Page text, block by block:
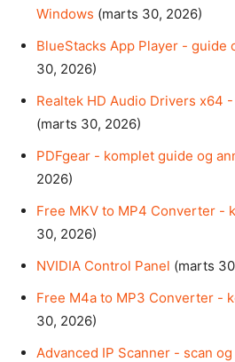
Windows (marts 30, 2026)
BlueStacks App Player - guide
30, 2026)
Realtek HD Audio Drivers x64
(marts 30, 2026)
PDFgear - komplet guide og
2026)
Free MKV to MP4 Converter -
30, 2026)
NVIDIA Control Panel (marts
Free M4a to MP3 Converter -
30, 2026)
Advanced IP Scanner - scan